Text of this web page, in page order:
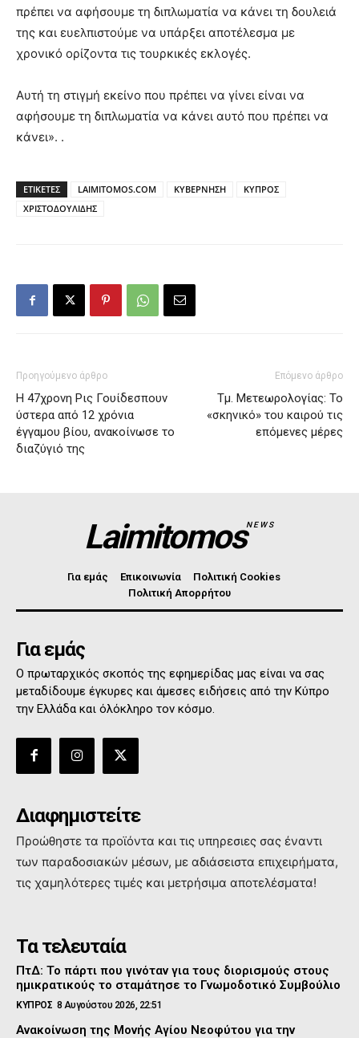
πρέπει να αφήσουμε τη διπλωματία να κάνει τη δουλειά
της και ευελπιστούμε να υπάρξει αποτέλεσμα με
χρονικό ορίζοντα τις τουρκικές εκλογές.
Αυτή τη στιγμή εκείνο που πρέπει να γίνει είναι να
αφήσουμε τη διπλωματία να κάνει αυτό που πρέπει να
κάνει». .
ΕΤΙΚΕΤΕΣ LAIMITOMOS.COM ΚΥΒΕΡΝΗΣΗ
ΚΥΠΡΟΣ
ΧΡΙΣΤΟΔΟΥΛΙΔΗΣ
Προηγούμενο άρθρο
Η 47χρονη Ρις Γουίδεσπουν
ύστερα από 12 χρόνια
έγγαμου βίου, ανακοίνωσε το
διαζύγιό της
Επόμενο άρθρο
Τμ. Μετεωρολογίας: Το
«σκηνικό» του καιρού τις
επόμενες μέρες
LaimitomosNEWS
Για εμάς Επικοινωνία
Πολιτική Cookies
Πολιτική Απορρήτου
Για εμάς
Ο πρωταρχικός σκοπός της εφημερίδας μας είναι να σας
μεταδίδουμε έγκυρες και άμεσες ειδήσεις από την Κύπρο
την Ελλάδα και όλόκληρο τον κόσμο.
Διαφημιστείτε
Προώθηστε τα προϊόντα και τις υπηρεσιες σας έναντι
των παραδοσιακών μέσων, με αδιάσειστα επιχειρήματα,
τις χαμηλότερες τιμές και μετρήσιμα αποτελέσματα!
Τα τελευταία
ΠτΔ: Το πάρτι που γινόταν για τους διορισμούς στους
ημικρατικούς το σταμάτησε το Γνωμοδοτικό Συμβούλιο
ΚΥΠΡΟΣ 8 Αυγούστου 2026, 22:51
Ανακοίνωση της Μονής Αγίου Νεοφύτου για την